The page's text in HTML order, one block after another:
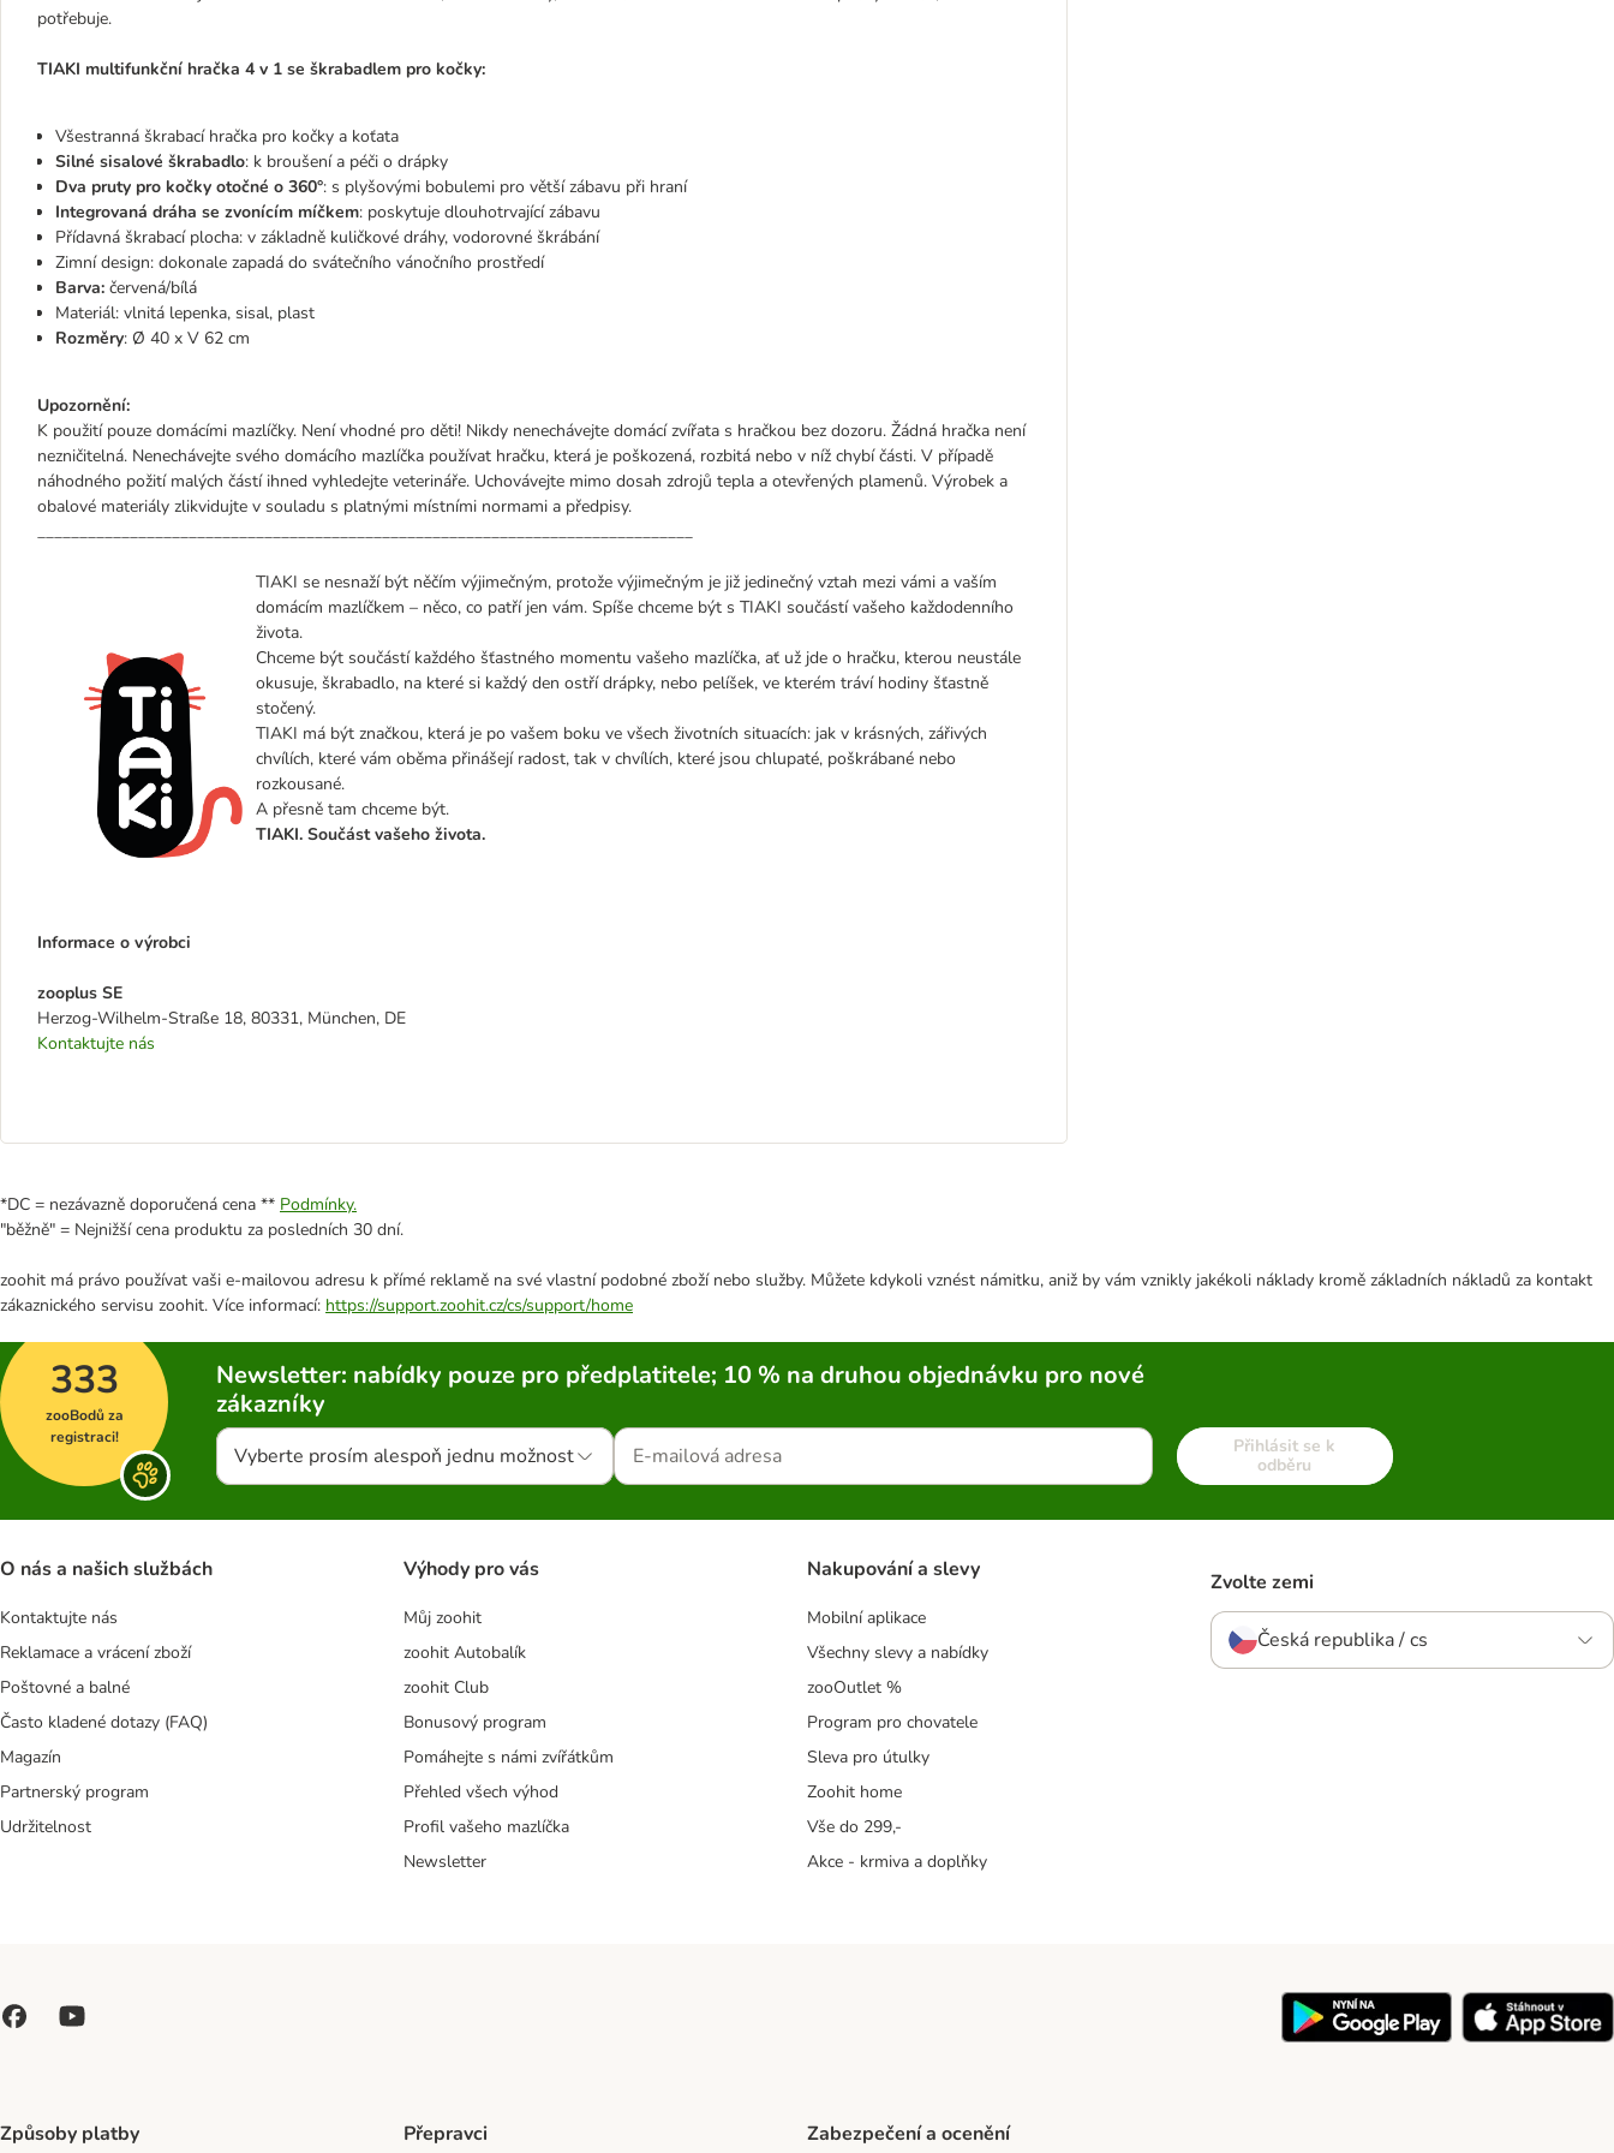
potřebuje.
TIAKI multifunkční hračka 4 v 1 se škrabadlem pro kočky:
Všestranná škrabací hračka pro kočky a koťata
Silné sisalové škrabadlo: k broušení a péči o drápky
Dva pruty pro kočky otočné o 360°: s plyšovými bobulemi pro větší zábavu při hraní
Integrovaná dráha se zvonícím míčkem: poskytuje dlouhotrvající zábavu
Přídavná škrabací plocha: v základně kuličkové dráhy, vodorovné škrábání
Zimní design: dokonale zapadá do svátečního vánočního prostředí
Barva: červená/bílá
Materiál: vlnitá lepenka, sisal, plast
Rozměry: Ø 40 x V 62 cm
Upozornění:
K použití pouze domácími mazlíčky. Není vhodné pro děti! Nikdy nenechávejte domácí zvířata s hračkou bez dozoru. Žádná hračka není
nezničitelná. Nenechávejte svého domácího mazlíčka používat hračku, která je poškozená, rozbitá nebo v níž chybí části. V případě
náhodného požití malých částí ihned vyhledejte veterináře. Uchovávejte mimo dosah zdrojů tepla a otevřených plamenů. Výrobek a
obalové materiály zlikvidujte v souladu s platnými místními normami a předpisy.
______________________________________________________________________________
TIAKI se nesnaží být něčím výjimečným, protože výjimečným je již jedinečný vztah mezi vámi a vaším
domácím mazlíčkem – něco, co patří jen vám. Spíše chceme být s TIAKI součástí vašeho každodenního
života.
Chceme být součástí každého šťastného momentu vašeho mazlíčka, ať už jde o hračku, kterou neustále
okusuje, škrabadlo, na které si každý den ostří drápky, nebo pelíšek, ve kterém tráví hodiny šťastně
stočený.
TIAKI má být značkou, která je po vašem boku ve všech životních situacích: jak v krásných, zářivých
chvílích, které vám oběma přinášejí radost, tak v chvílích, které jsou chlupaté, poškrábané nebo
rozkousané.
A přesně tam chceme být.
TIAKI. Součást vašeho života.
Informace o výrobci
zooplus SE
Herzog-Wilhelm-Straße 18, 80331, München, DE
Kontaktujte nás
*DC = nezávazně doporučená cena ** Podmínky.
"běžně" = Nejnižší cena produktu za posledních 30 dní.
zoohit má právo používat vaši e-mailovou adresu k přímé reklamě na své vlastní podobné zboží nebo služby. Můžete kdykoli vznést námitku, aniž by vám vznikly jakékoli náklady kromě základních nákladů za kontakt
zákaznického servisu zoohit. Více informací: https://support.zoohit.cz/cs/support/home
333
zooBodů za
registraci!
Newsletter: nabídky pouze pro předplatitele; 10 % na druhou objednávku pro nové
zákazníky
Vyberte prosím alespoň jednu možnost
Přihlásit se k
odběru
O nás a našich službách
Kontaktujte nás
Reklamace a vrácení zboží
Poštovné a balné
Často kladené dotazy (FAQ)
Magazín
Partnerský program
Udržitelnost
Výhody pro vás
Můj zoohit
zoohit Autobalík
zoohit Club
Bonusový program
Pomáhejte s námi zvířátkům
Přehled všech výhod
Profil vašeho mazlíčka
Newsletter
Nakupování a slevy
Mobilní aplikace
Všechny slevy a nabídky
zooOutlet %
Program pro chovatele
Sleva pro útulky
Zoohit home
Vše do 299,-
Akce - krmiva a doplňky
Zvolte zemi
Česká republika / cs
Způsoby platby Přepravci Zabezpečení a ocenění